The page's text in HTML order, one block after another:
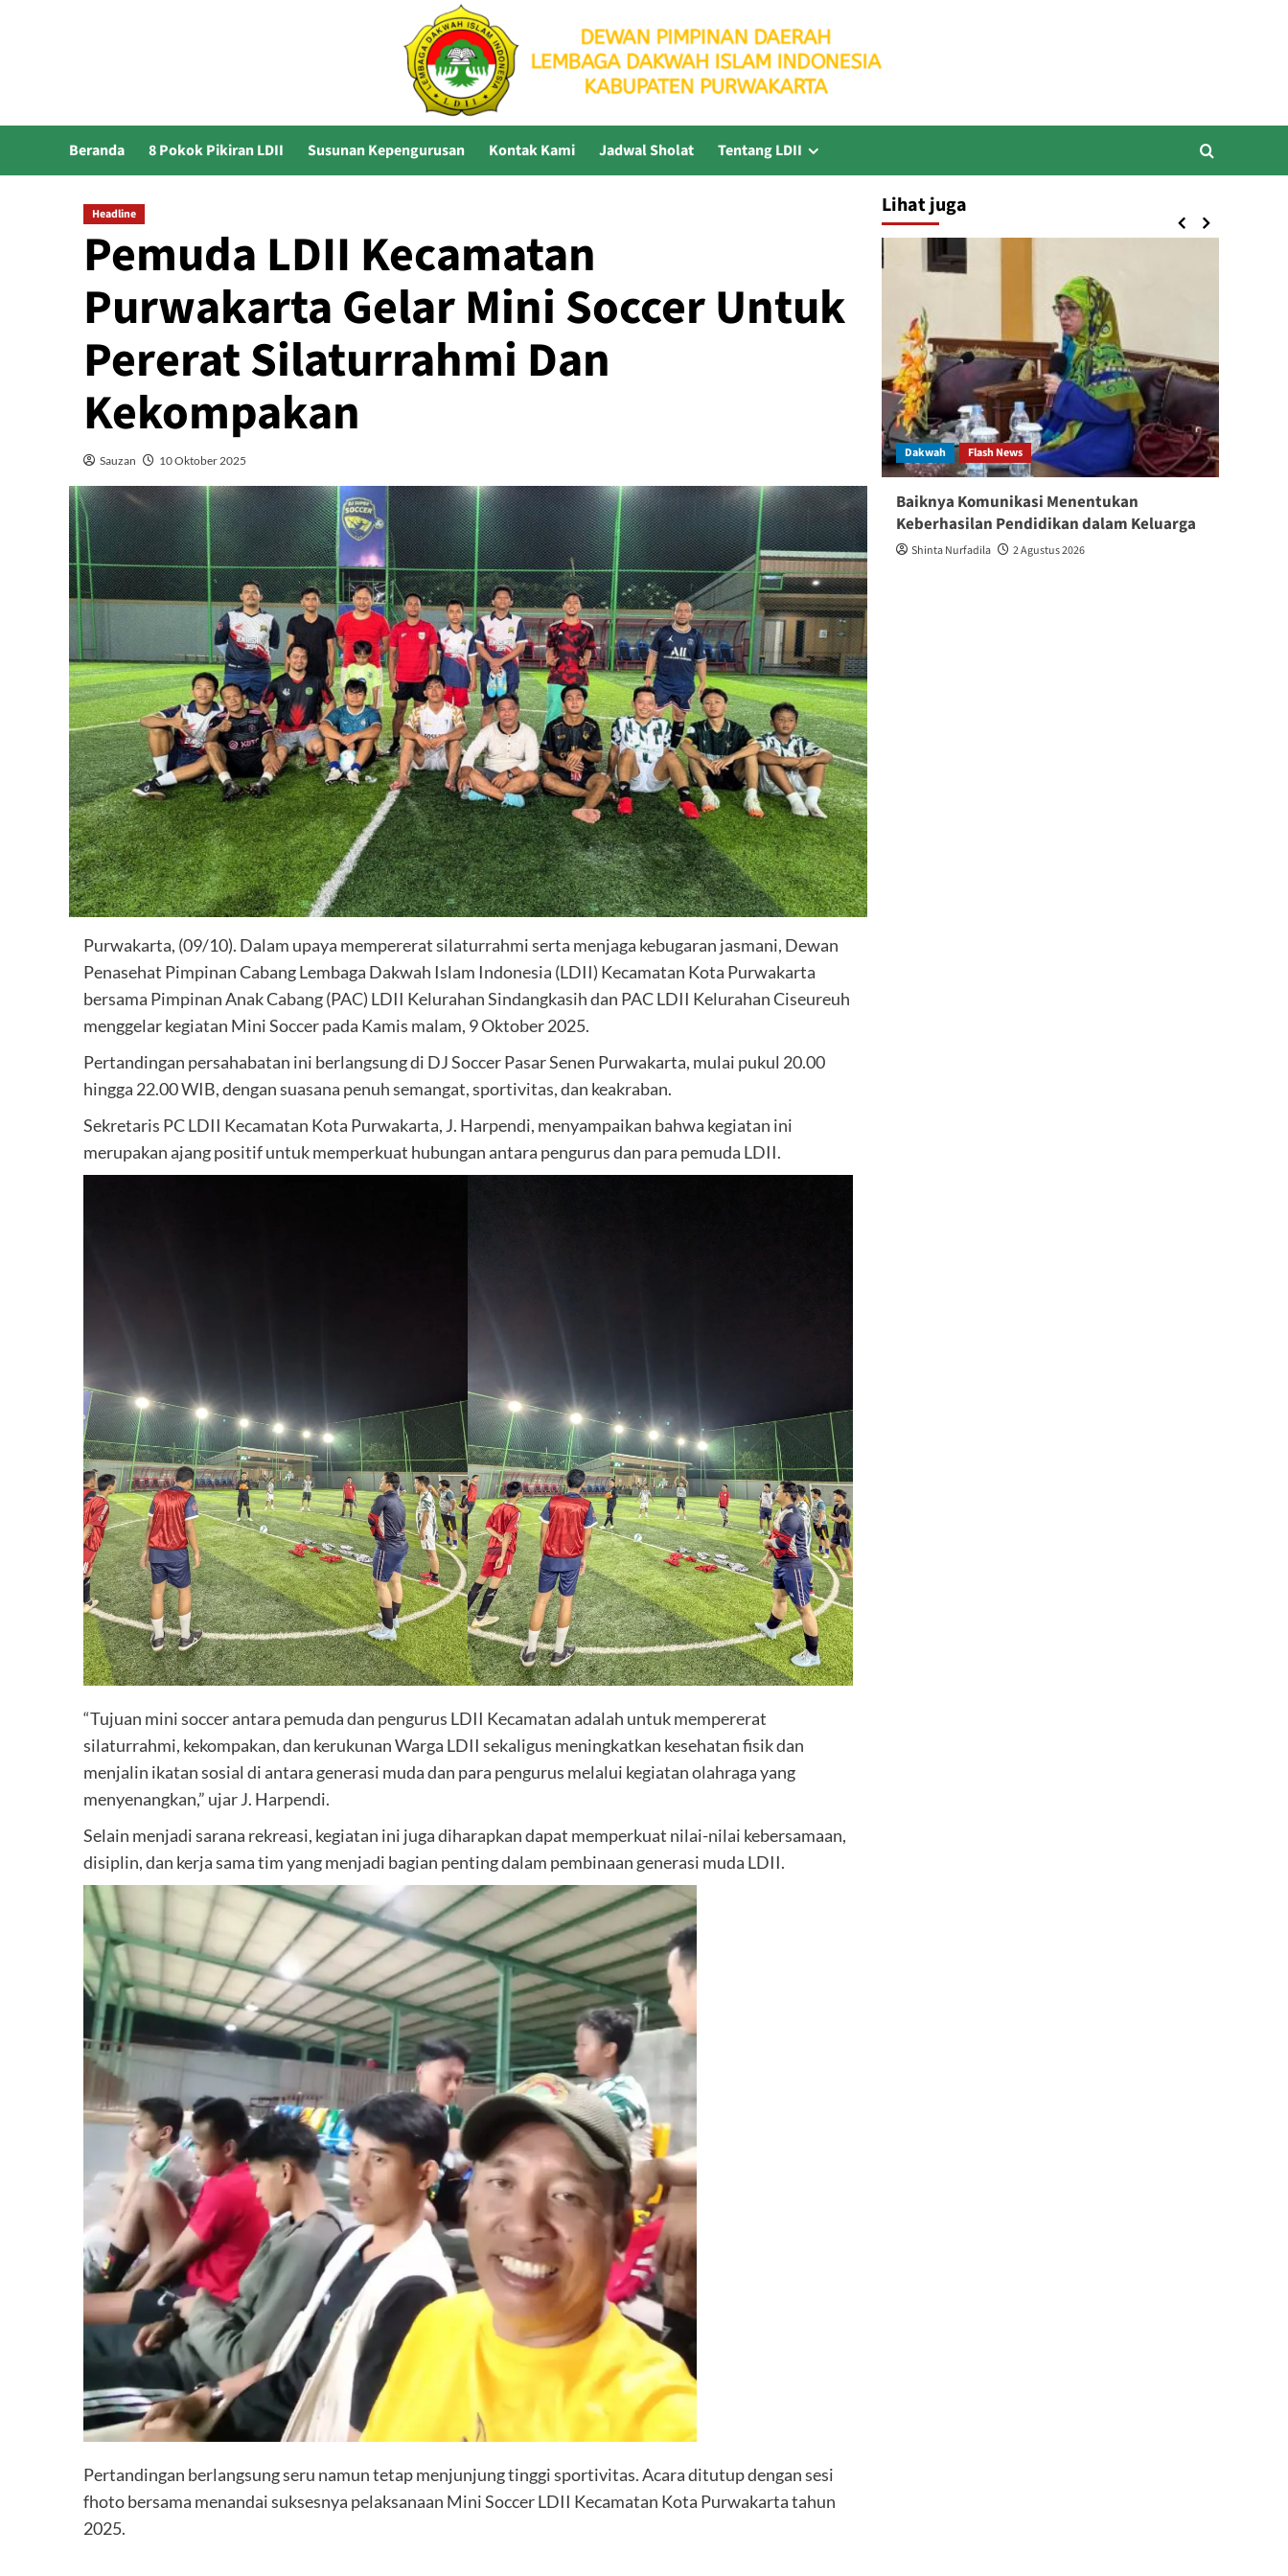
Beranda 8 Pokok Pikiran LDII Susunan Kepengurusan Kontak Kami Jadwal Sholat Tentang LDII
Headline
Pemuda LDII Kecamatan
Purwakarta Gelar Mini Soccer Untuk
Pererat Silaturrahmi Dan
Kekompakan
Sauzan 10 Oktober 2025
Purwakarta, (09/10). Dalam upaya mempererat silaturrahmi serta menjaga kebugaran jasmani, Dewan
Penasehat Pimpinan Cabang Lembaga Dakwah Islam Indonesia (LDII) Kecamatan Kota Purwakarta
bersama Pimpinan Anak Cabang (PAC) LDII Kelurahan Sindangkasih dan PAC LDII Kelurahan Ciseureuh
menggelar kegiatan Mini Soccer pada Kamis malam, 9 Oktober 2025.
Pertandingan persahabatan ini berlangsung di DJ Soccer Pasar Senen Purwakarta, mulai pukul 20.00
hingga 22.00 WIB, dengan suasana penuh semangat, sportivitas, dan keakraban.
Sekretaris PC LDII Kecamatan Kota Purwakarta, J. Harpendi, menyampaikan bahwa kegiatan ini
merupakan ajang positif untuk memperkuat hubungan antara pengurus dan para pemuda LDII.
“Tujuan mini soccer antara pemuda dan pengurus LDII Kecamatan adalah untuk mempererat
silaturrahmi, kekompakan, dan kerukunan Warga LDII sekaligus meningkatkan kesehatan fisik dan
menjalin ikatan sosial di antara generasi muda dan para pengurus melalui kegiatan olahraga yang
menyenangkan,” ujar J. Harpendi.
Selain menjadi sarana rekreasi, kegiatan ini juga diharapkan dapat memperkuat nilai-nilai kebersamaan,
disiplin, dan kerja sama tim yang menjadi bagian penting dalam pembinaan generasi muda LDII.
Pertandingan berlangsung seru namun tetap menjunjung tinggi sportivitas. Acara ditutup dengan sesi
fhoto bersama menandai suksesnya pelaksanaan Mini Soccer LDII Kecamatan Kota Purwakarta tahun
2025.
Lihat juga
Pengajian Wanita LDII Purwakarta Dalami
Doa-Doa Harian Sesuai Tuntunan
Rasulullah
Sauzan 19 Juli 2026
Dakwah Flash News
Baiknya Komunikasi Menentukan
Keberhasilan Pendidikan dalam Keluarga
Shinta Nurfadila 2 Agustus 2026